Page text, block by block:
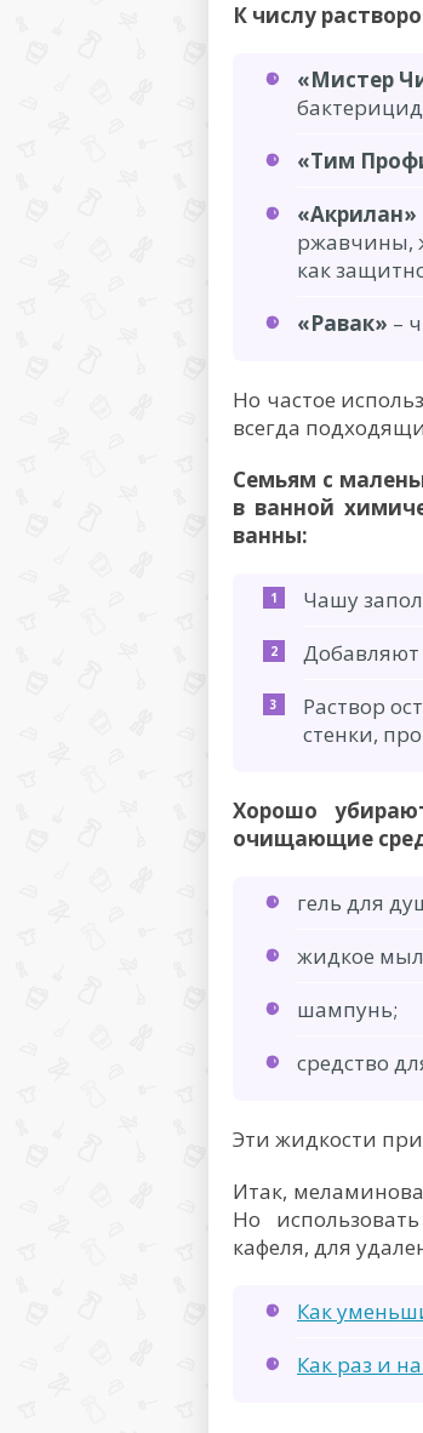
К числу
«Мистер
«Тим
«Акрилан»
ржавчины,
как
«Равак» –
Но частое
всегда
Семьям с
в ванной
ванны:
Чашу
Добавляют
Раствор
стенки,
Хорошо
очищающие
гель для
жидкое
шампунь;
средство
Эти жидкости
Итак,
Но
кафеля, для
Как
Как раз и